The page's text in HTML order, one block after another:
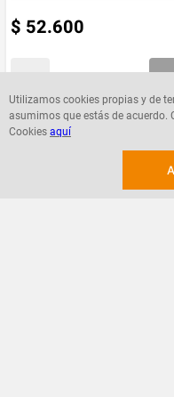
Utilizamos cookies propias y de
asumimos que estás de
Cookies aquí
$ 52.600